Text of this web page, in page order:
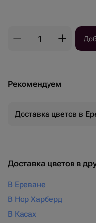
Рекомендуем
Доставка цветов в
Доставка цветов в
В Ереване
В Нор Харберд
В Касах